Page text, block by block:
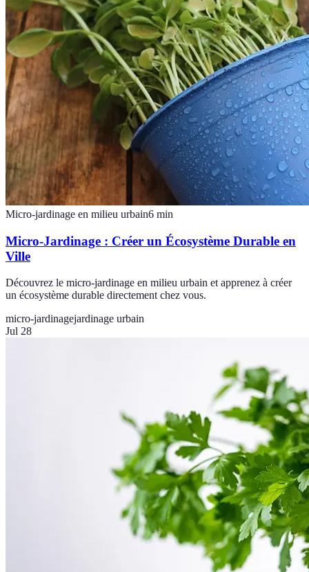
Micro-jardinage en milieu urbain6 min
Micro-Jardinage : Créer un Écosystème Durable en
Ville
Découvrez le micro-jardinage en milieu urbain et apprenez à créer
un écosystème durable directement chez vous.
micro-jardinagejardinage urbain
Jul 28